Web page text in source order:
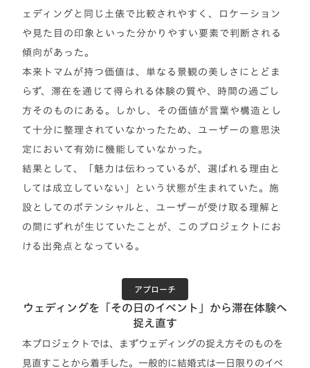
ェディングと同じ土俵で比較されやすく、ロケーション
や見た目の印象といった分かりやすい要素で判断される
傾向があった。
本来トマムが持つ価値は、単なる景観の美しさにとどま
らず、滞在を通じて得られる体験の質や、時間の過ごし
方そのものにある。しかし、その価値が言葉や構造とし
て十分に整理されていなかったため、ユーザーの意思決
定において有効に機能していなかった。
結果として、「魅力は伝わっているが、選ばれる理由と
しては成立していない」という状態が生まれていた。施
設としてのポテンシャルと、ユーザーが受け取る理解と
の間にずれが生じていたことが、このプロジェクトにお
ける出発点となっている。
アプローチ
ウェディングを「その日のイベント」から滞在体験へ
捉え直す
本プロジェクトでは、まずウェディングの捉え方そのものを
見直すことから着手した。一般的に結婚式は一日限りのイベ